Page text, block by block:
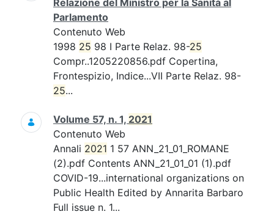
Relazione del Ministro per la Sanità al
Parlamento
Contenuto Web
1998 25 98 I Parte Relaz. 98-25
Compr..1205220856.pdf Copertina,
Frontespizio, Indice...VII Parte Relaz. 98-
25...
Volume 57, n. 1, 2021
Contenuto Web
Annali 2021 1 57 ANN_21_01_ROMANE
(2).pdf Contents ANN_21_01_01 (1).pdf
COVID-19...international organizations on
Public Health Edited by Annarita Barbaro
Full issue n. 1...